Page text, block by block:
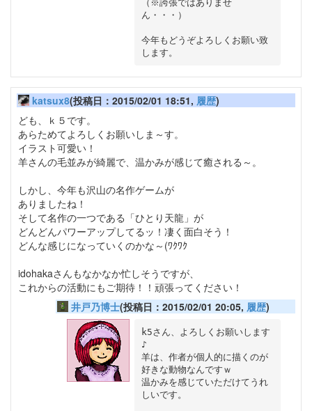
（※誇張ではありませ
ん・・・）
今年もどうぞよろしくお願い致
katsux8(投稿日：2015/02/01 18:51, 履歴)
ども、ｋ５です。
あらためてよろしくお願いしま～す。
イラスト可愛い！
羊さんの毛並みが綺麗で、温かみが感じて癒される～。
しかし、今年も沢山の名作ゲームが
ありましたね！
そして名作の一つである「ひとり天龍」が
どんどんパワーアップしてるッ！凄く面白そう！
どんな感じになっていくのかな～(ﾜｸﾜｸ
idohakaさんもなかなか忙しそうですが、
これからの活動にもご期待！！頑張ってください！
井戸乃博士(投稿日：2015/02/01 20:05, 履歴)
k5さん、よろしくお願いします
♪
羊は、作者が個人的に描くのが
好きな動物なんですｗ
温かみを感じていただけてうれ
しいです。